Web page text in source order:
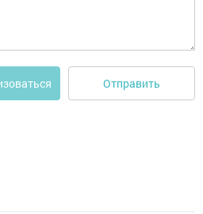
Отправить